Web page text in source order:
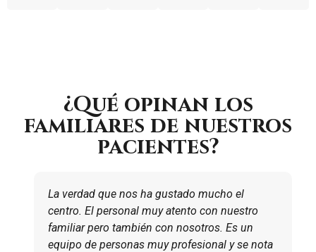
¿Qué opinan los
familiares de nuestros
pacientes?
La verdad que nos ha gustado mucho el
centro. El personal muy atento con nuestro
familiar pero también con nosotros. Es un
equipo de personas muy profesional y se nota